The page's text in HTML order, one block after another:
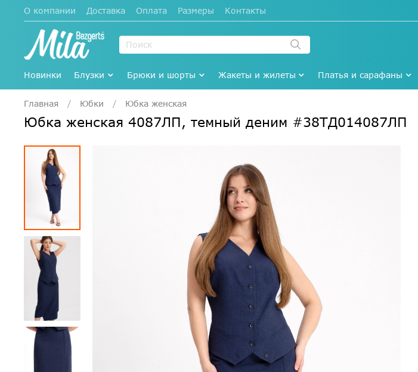
О компании Доставка Оплата Размеры Контакты
Новинки Блузки Брюки и шорты Жакеты и жилеты Платья и сарафаны
Главная Юбки Юбка женская
Юбка женская 4087ЛП, темный деним #38ТД014087ЛП